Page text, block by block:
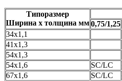
Типоразмер
Ширина х толщина мм0,75/1,25
34х1,1
41х1,3
54х1,3
54х1,6
SC/LC
67х1,6
SC/LC